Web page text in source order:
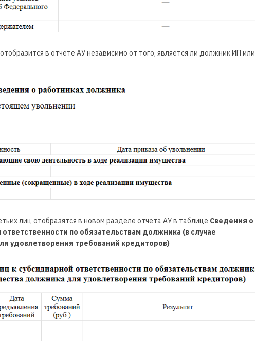
отобразится в отчете АУ независимо от того, является ли должник ИП или
лиц отобразятся в новом разделе отчета АУ в таблице Сведения о
по обязательствам должника (в случае
удовлетворения требований кредиторов)